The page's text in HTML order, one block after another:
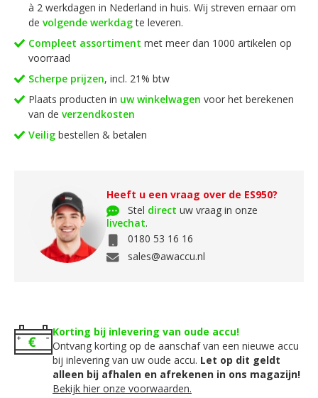
à 2 werkdagen in Nederland in huis. Wij streven ernaar om
de volgende werkdagte leveren.
Compleet assortiment met meer dan 1000 artikelen op
voorraad
Scherpe prijzen, incl. 21% btw
Plaats producten in uw winkelwagen voor het berekenen
van de verzendkosten
Veilig bestellen & betalen
Heeft u een vraag over de ES950?
Stel direct uw vraag in onze
livechat.
0180 53 16 16
sales@awaccu.nl
Korting bij inlevering van oude accu!
Ontvang korting op de aanschaf van een nieuwe accu
bij inlevering van uw oude accu. Let op dit geldt
alleen bij afhalen en afrekenen in ons magazijn!
Bekijk hier onze voorwaarden.